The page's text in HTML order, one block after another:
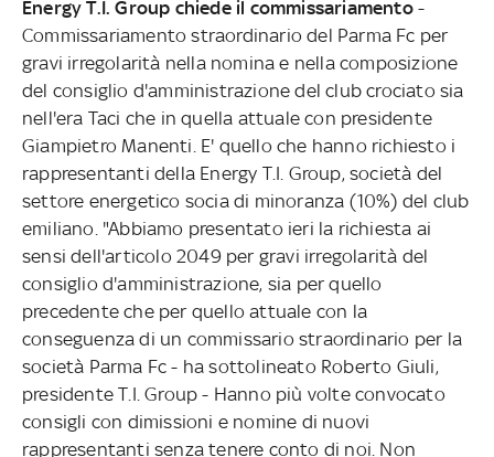
Energy T.I. Group chiede il commissariamento-
Commissariamento straordinario del Parma Fc per
gravi irregolarità nella nomina e nella composizione
del consiglio d'amministrazione del club crociato sia
nell'era Taci che in quella attuale con presidente
Giampietro Manenti. E' quello che hanno richiesto i
rappresentanti della Energy T.I. Group, società del
settore energetico socia di minoranza (10%) del club
emiliano. "Abbiamo presentato ieri la richiesta ai
sensi dell'articolo 2049 per gravi irregolarità del
consiglio d'amministrazione, sia per quello
precedente che per quello attuale con la
conseguenza di un commissario straordinario per la
società Parma Fc - ha sottolineato Roberto Giuli,
presidente T.I. Group - Hanno più volte convocato
consigli con dimissioni e nomine di nuovi
rappresentanti senza tenere conto di noi. Non